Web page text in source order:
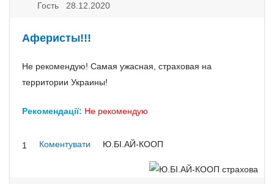
Гость 28.12.2020
Аферисты!!!
Не рекомендую! Самая ужасная, страховая на
территории Украины!
Рекомендації: Не рекомендую
1 Коментувати Ю.БІ.АЙ-КООП